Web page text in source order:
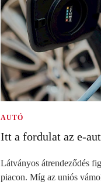
AUTÓ
Itt a fordulat az e-
Látványos átrendeződés
piacon. Míg az uniós